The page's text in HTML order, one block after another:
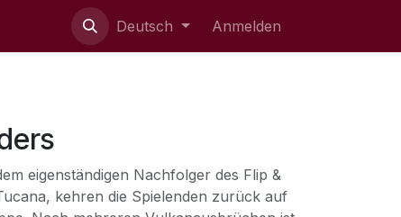
Deutsch Anmelden
eigenständigen Nachfolger des Flip &
kehren die Spielenden zurück auf